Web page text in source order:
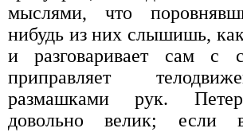
мыслями, что
нибудь из них слышишь,
и разговаривает сам с
приправляет
размашками рук.
довольно велик; если